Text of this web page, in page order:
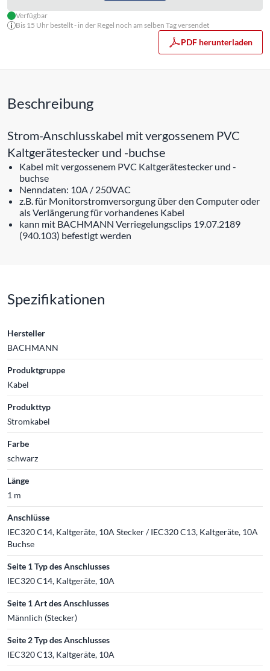
Verfügbar
Bis 15 Uhr bestellt - in der Regel noch am selben Tag versendet
PDF herunterladen
Beschreibung
Strom-Anschlusskabel mit vergossenem PVC
Kaltgerätestecker und -buchse
Kabel mit vergossenem PVC Kaltgerätestecker und -
buchse
Nenndaten: 10A / 250VAC
z.B. für Monitorstromversorgung über den Computer oder
als Verlängerung für vorhandenes Kabel
kann mit BACHMANN Verriegelungsclips 19.07.2189
(940.103) befestigt werden
Spezifikationen
Hersteller
BACHMANN
Produktgruppe
Kabel
Produkttyp
Stromkabel
Farbe
schwarz
Länge
1 m
Anschlüsse
IEC320 C14, Kaltgeräte, 10A Stecker / IEC320 C13, Kaltgeräte, 10A
Buchse
Seite 1 Typ des Anschlusses
IEC320 C14, Kaltgeräte, 10A
Seite 1 Art des Anschlusses
Männlich (Stecker)
Seite 2 Typ des Anschlusses
IEC320 C13, Kaltgeräte, 10A